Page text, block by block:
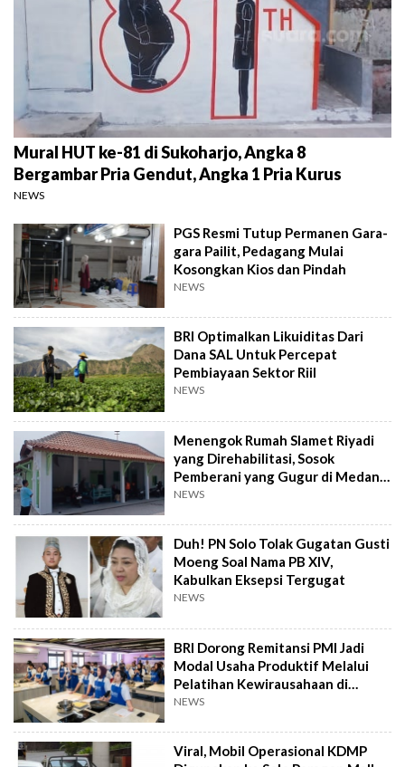
Mural HUT ke-81 di Sukoharjo, Angka 8
Bergambar Pria Gendut, Angka 1 Pria Kurus
NEWS
PGS Resmi Tutup Permanen Gara-
gara Pailit, Pedagang Mulai
Kosongkan Kios dan Pindah
NEWS
BRI Optimalkan Likuiditas Dari
Dana SAL Untuk Percepat
Pembiayaan Sektor Riil
NEWS
Menengok Rumah Slamet Riyadi
yang Direhabilitasi, Sosok
Pemberani yang Gugur di Medan
Perang
NEWS
Duh! PN Solo Tolak Gugatan Gusti
Moeng Soal Nama PB XIV,
Kabulkan Eksepsi Tergugat
NEWS
BRI Dorong Remitansi PMI Jadi
Modal Usaha Produktif Melalui
Pelatihan Kewirausahaan di
Taiwan
NEWS
Viral, Mobil Operasional KDMP